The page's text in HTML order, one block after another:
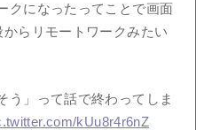
クになったってことで画面
らリモートワークみたい
う」って話で終わってしま
kUu8r4r6nZ